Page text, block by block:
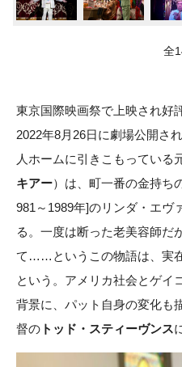
全
東京国際映画祭で上映され好
2022年8月26日に劇場公開さ
人ホームに引きこもっている
キアー）は、町一番の金持ち
981～1989年]のリンダ・エヴ
る。一度は断った老美容師だ
て……というこの物語は、実
という。アメリカ社会とゲイ
背景に、パット自身の変化も
督の トッド・スティーヴンス